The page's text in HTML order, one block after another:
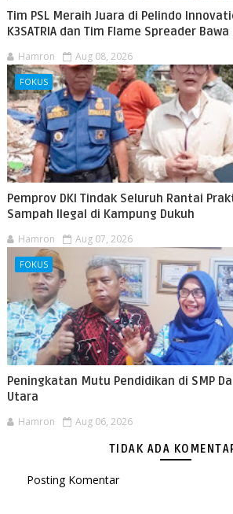
Tim PSL Meraih Juara di Pelindo
K3SATRIA dan Tim Flame Spreader
Hamron Aug 08, 2026
FOKUS
Pemprov DKI Tindak Seluruh Rantai
Sampah Ilegal di Kampung Dukuh
Hamron Aug 07, 2026
FOKUS
Peningkatan Mutu Pendidikan di SMP
Utara
Hamron Aug 06, 2026
TIDAK ADA
Posting Komentar